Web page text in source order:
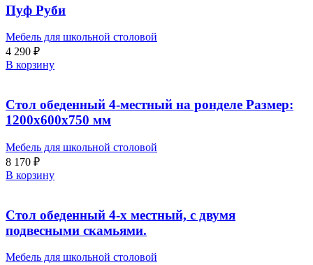
Пуф Руби
Мебель для школьной столовой
4 290 ₽
В корзину
Стол обеденный 4-местный на ронделе Размер:
1200х600х750 мм
Мебель для школьной столовой
8 170 ₽
В корзину
Стол обеденный 4-х местный, с двумя
подвесными скамьями.
Мебель для школьной столовой